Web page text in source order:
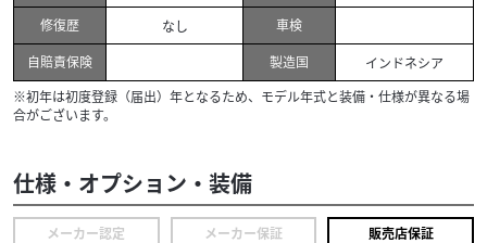
修復歴
なし
車検
自賠責保険
製造国
インドネシア
※初年は初度登録（届出）年となるため、モデル年式と装備・仕様が異なる場
合がございます。
仕様・オプション・装備
メーカー認定 メーカー保証 販売店保証